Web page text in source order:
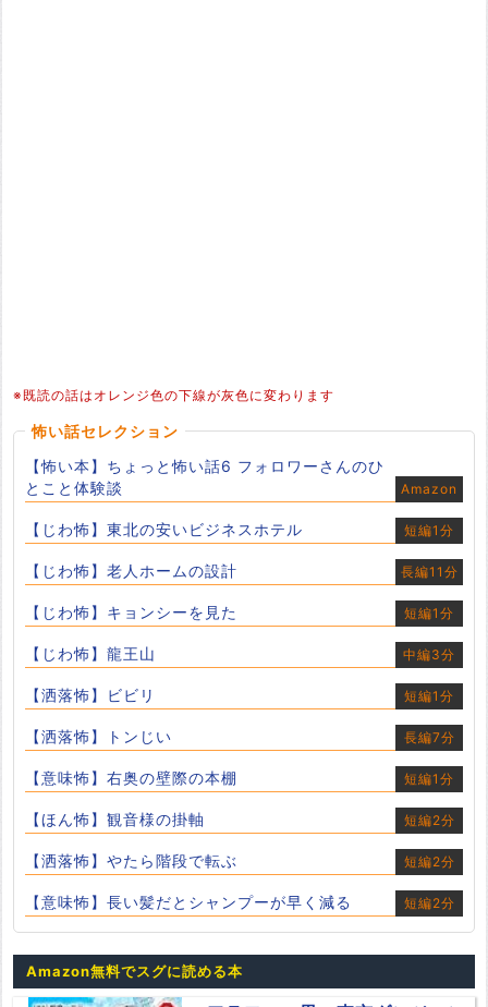
※既読の話はオレンジ色の下線が灰色に変わります
怖い話セレクション
【怖い本】ちょっと怖い話6 フォロワーさんのひ
とこと体験談
Amazon
【じわ怖】東北の安いビジネスホテル 短編1分
【じわ怖】老人ホームの設計 長編11分
【じわ怖】キョンシーを見た 短編1分
【じわ怖】龍王山 中編3分
【洒落怖】ビビリ 短編1分
【洒落怖】トンじい 長編7分
【意味怖】右奥の壁際の本棚 短編1分
【ほん怖】観音様の掛軸 短編2分
【洒落怖】やたら階段で転ぶ 短編2分
【意味怖】長い髪だとシャンプーが早く減る 短編2分
Amazon無料でスグに読める本